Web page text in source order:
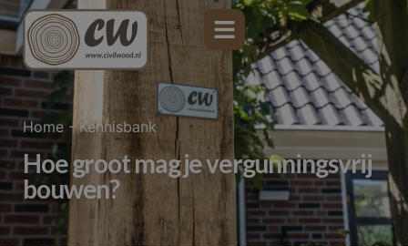
Home -Kennisbank
Hoe groot mag je vergunningsvrij
bouwen?